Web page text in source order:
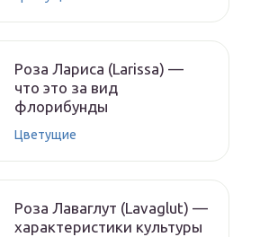
Роза Лариса (Larissa) —
что это за вид
флорибунды
Цветущие
Роза Лаваглут (Lavaglut) —
характеристики культуры